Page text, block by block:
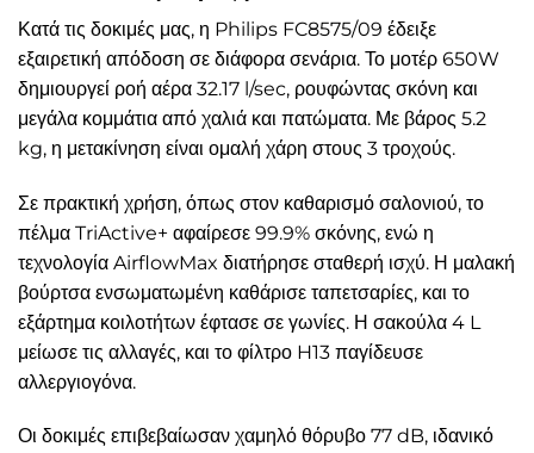
Κατά τις δοκιμές μας, η Philips FC8575/09 έδειξε
εξαιρετική απόδοση σε διάφορα σενάρια. Το μοτέρ 650W
δημιουργεί ροή αέρα 32.17 l/sec, ρουφώντας σκόνη και
μεγάλα κομμάτια από χαλιά και πατώματα. Με βάρος 5.2
kg, η μετακίνηση είναι ομαλή χάρη στους 3 τροχούς.
Σε πρακτική χρήση, όπως στον καθαρισμό σαλονιού, το
πέλμα TriActive+ αφαίρεσε 99.9% σκόνης, ενώ η
τεχνολογία AirflowMax διατήρησε σταθερή ισχύ. Η μαλακή
βούρτσα ενσωματωμένη καθάρισε ταπετσαρίες, και το
εξάρτημα κοιλοτήτων έφτασε σε γωνίες. Η σακούλα 4 L
μείωσε τις αλλαγές, και το φίλτρο H13 παγίδευσε
αλλεργιογόνα.
Οι δοκιμές επιβεβαίωσαν χαμηλό θόρυβο 77 dB, ιδανικό